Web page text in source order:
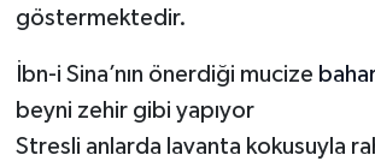
göstermektedir.
İbn-i Sina’nın önerdiği mucize
beyni zehir gibi yapıyor
Stresli anlarda lavanta kokusuyla